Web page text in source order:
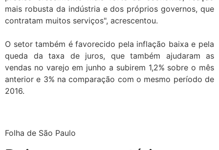
mais robusta da indústria e dos próprios governos, que
contratam muitos serviços", acrescentou.
O setor também é favorecido pela inflação baixa e pela
queda da taxa de juros, que também ajudaram as
vendas no varejo em junho a subirem 1,2% sobre o mês
anterior e 3% na comparação com o mesmo período de
2016.
Folha de São Paulo